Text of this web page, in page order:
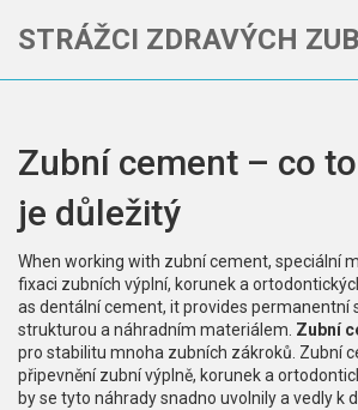
STRÁŽCI ZDRAVÝCH
Zubní cement – co
je důležitý
When working with zubní cement, speciální
fixaci zubních výplní, korunek a
as dentální cement, it provides permanentní
strukturou a náhradním materiálem. Zubní
pro stabilitu mnoha zubních zákroků. Zubní
připevněnízubní výplně, koruneka
by se tyto náhrady snadno uvolnily a vedly k